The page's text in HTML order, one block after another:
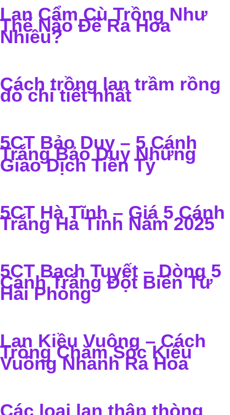
Lan Cẩm Cù Trồng Như
Thế Nào Để Ra Hoa
Nhiều?
Cách trồng lan trầm rồng
đỏ chi tiết nhất
5CT Bảo Duy – 5 Cánh
Trắng Bảo Duy Những
Giao Dịch Tiền Tỷ
5CT Hà Tĩnh – Giá 5 Cánh
Trắng Hà Tĩnh Năm 2025
5CT Bạch Tuyết – Dòng 5
Cánh Trắng Đột Biến Từ
Hải Phòng
Lan Kiều Vuông – Cách
Trồng Chăm Sóc Kiều
Vuông Nhanh Ra Hoa
Các loại lan thân thòng